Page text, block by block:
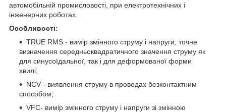
автомобільній промисловості, при електротехнічних і
інженерних роботах.
Особливості:
TRUE RMS - вимір змінного струму і напруги, точне
визначення середньоквадратичного значення струму як
для синусоїдальної, так і для деформованої форми
хвилі;
NCV - виявлення струму в проводах безконтактним
способом;
VFC- вимір змінного струму і напруги зі змінною